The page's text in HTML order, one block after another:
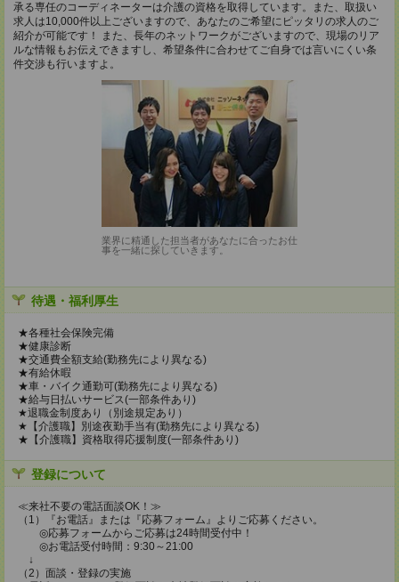
承る専任のコーディネーターは介護の資格を取得しています。また、取扱い
求人は10,000件以上ございますので、あなたのご希望にピッタリの求人のご
紹介が可能です！ また、長年のネットワークがございますので、現場のリア
ルな情報もお伝えできますし、希望条件に合わせてご自身では言いにくい条
件交渉も行いますよ。
業界に精通した担当者があなたに合ったお仕
事を一緒に探していきます。
待遇・福利厚生
★各種社会保険完備
★健康診断
★交通費全額支給(勤務先により異なる)
★有給休暇
★車・バイク通勤可(勤務先により異なる)
★給与日払いサービス(一部条件あり)
★退職金制度あり（別途規定あり）
★【介護職】別途夜勤手当有(勤務先により異なる)
★【介護職】資格取得応援制度(一部条件あり)
登録について
≪来社不要の電話面談OK！≫
（1）『お電話』または『応募フォーム』よりご応募ください。
◎応募フォームからご応募は24時間受付中！
◎お電話受付時間：9:30～21:00
↓
（2）面談・登録の実施